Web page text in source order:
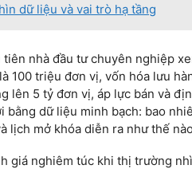
dữ liệu và vai trò hạ tầng
nhà đầu tư chuyên nghiệp
100 triệu đơn vị, vốn hóa lưu
lên 5 tỷ đơn vị, áp lực bán và
bằng dữ liệu minh bạch: bao
lịch mở khóa diễn ra như thế
giá nghiêm túc khi thị trường